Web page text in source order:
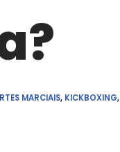
MARCIAIS, KICKBOXING,